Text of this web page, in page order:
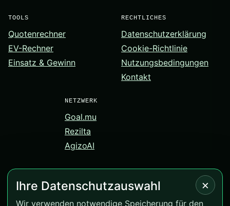
TOOLS
Quotenrechner
EV-Rechner
Einsatz & Gewinn
RECHTLICHES
Datenschutzerklärung
Cookie-Richtlinie
Nutzungsbedingungen
Kontakt
NETZWERK
Goal.mu
Rezilta
AgizoAI
×
Ihre Datenschutzauswahl
Wir verwenden notwendige Speicherung für den